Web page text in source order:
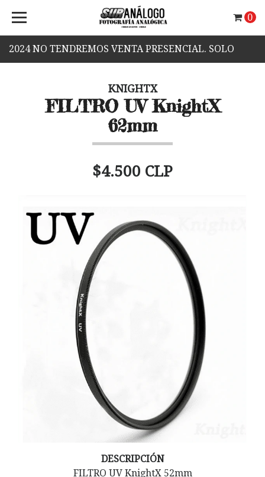
2024 NO TENDREMOS VENTA PRESENCIAL. SOLO
0
KNIGHTX
FILTRO UV KnightX
62mm
$4.500 CLP
DESCRIPCIÓN
FILTRO UV KnightX 52mm